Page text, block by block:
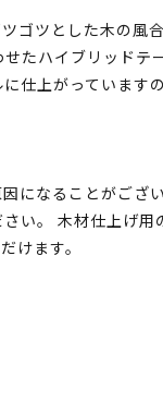
ゴツとした木の風
たハイブリッドテ
仕上がっています
になることがござ
い。 木材仕上げ用
けます。